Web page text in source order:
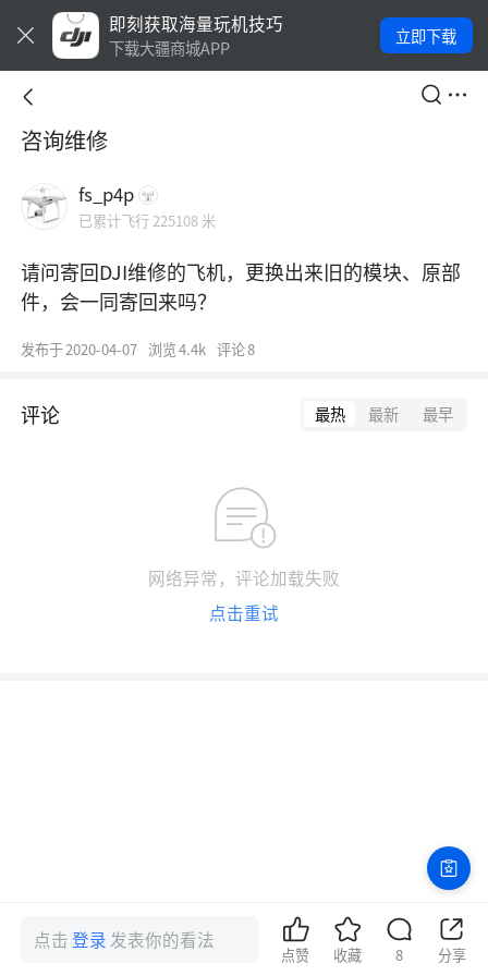
即刻获取海量玩机技巧
下载大疆商城APP
立即下载
咨询维修
fs_p4p
已累计飞行 225108 米
请问寄回DJI维修的飞机，更换出来旧的模块、原部
件，会一同寄回来吗？
发布于2020-04-07 浏览4.4k 评论8
评论 最热 最新 最早
网络异常，评论加载失败
点击重试
点击登录 发表你的看法
点赞 收藏 8 分享